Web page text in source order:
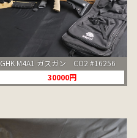
GHK M4A1 ガスガン CO2 #16256
30000円